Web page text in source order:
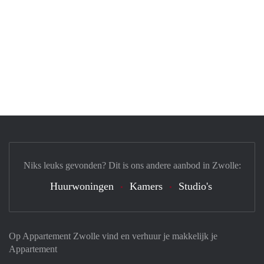
Op Appartement Zwolle vind en verhuur je makkelijk je
Appartement
Niks leuks gevonden? Dit is ons andere aanbod in Zwolle:
Huurwoningen Kamers Studio's